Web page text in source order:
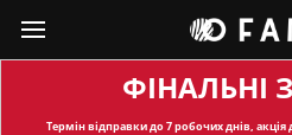
ФІНАЛЬНІ
Термін відправкидо 7 робочих днів, акція